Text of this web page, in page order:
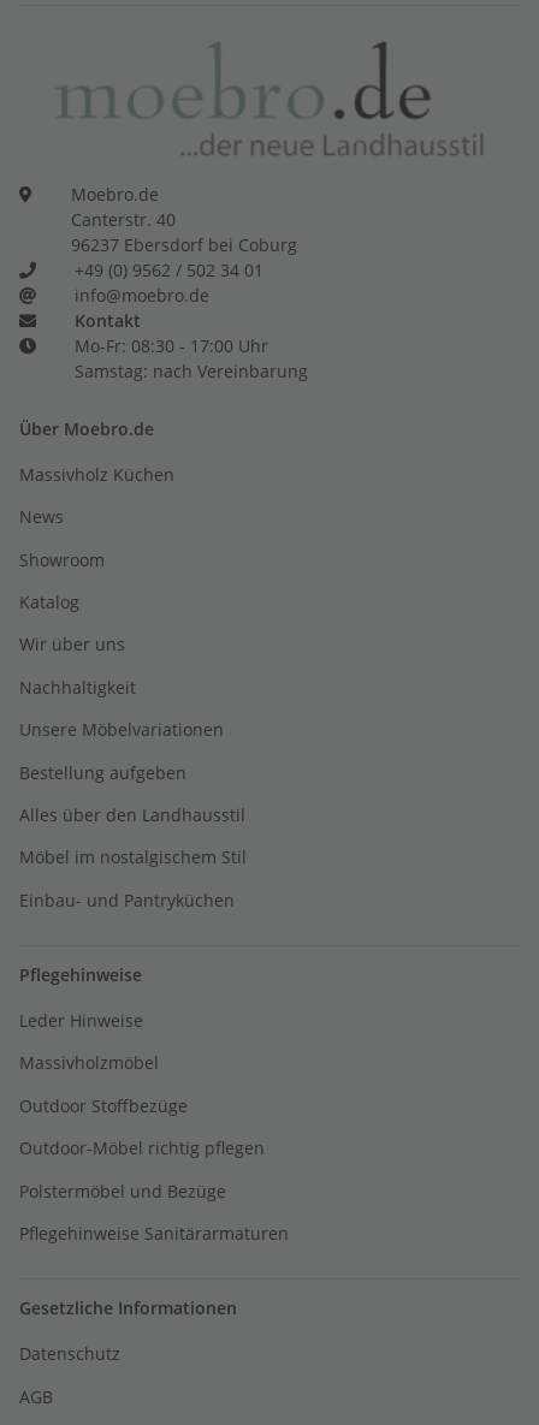
Moebro.de
Canterstr. 40
96237 Ebersdorf bei Coburg
+49 (0) 9562 / 502 34 01
info@moebro.de
Kontakt
Mo-Fr: 08:30 - 17:00 Uhr
Samstag: nach Vereinbarung
Über Moebro.de
Massivholz Küchen
News
Showroom
Katalog
Wir über uns
Nachhaltigkeit
Unsere Möbelvariationen
Bestellung aufgeben
Alles über den Landhausstil
Möbel im nostalgischem Stil
Einbau- und Pantryküchen
Pflegehinweise
Leder Hinweise
Massivholzmöbel
Outdoor Stoffbezüge
Outdoor-Möbel richtig pflegen
Polstermöbel und Bezüge
Pflegehinweise Sanitärarmaturen
Gesetzliche Informationen
Datenschutz
AGB